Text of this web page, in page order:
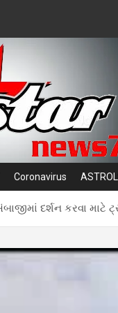
7
Coronavirus
દર્શન કરવા